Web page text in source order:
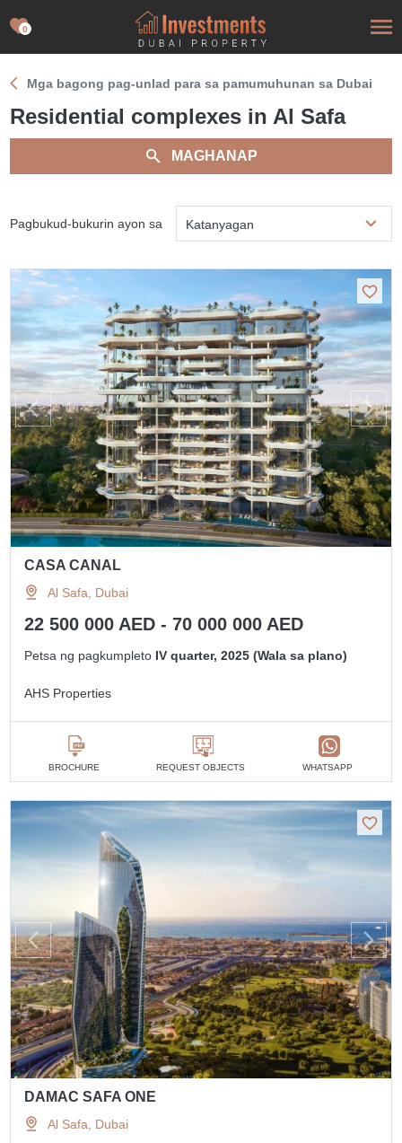
0
Mga bagong pag-unlad para sa pamumuhunan sa Dubai
Residential complexes in Al Safa
MAGHANAP
Pagbukud-bukurin ayon sa Katanyagan
CASA CANAL
Al Safa, Dubai
22 500 000 AED - 70 000 000 AED
Petsa ng pagkumpleto IV quarter, 2025 (Wala sa plano)
AHS Properties
BROCHURE REQUEST OBJECTS WHATSAPP
DAMAC SAFA ONE
Al Safa, Dubai